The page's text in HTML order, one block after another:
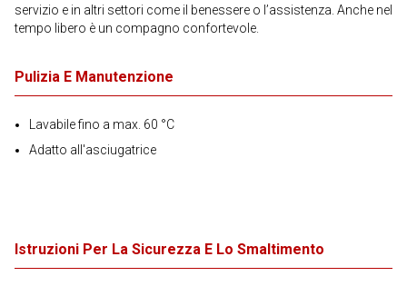
servizio e in altri settori come il benessere o l’assistenza. Anche nel
tempo libero è un compagno confortevole.
Pulizia E Manutenzione
Lavabile fino a max. 60 °C
Adatto all'asciugatrice
Istruzioni Per La Sicurezza E Lo Smaltimento